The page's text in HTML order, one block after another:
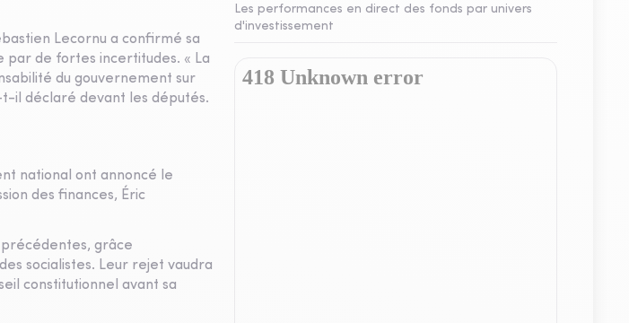
Lecornu a confirmé sa
de fortes incertitudes. « La
du gouvernement sur
t-il déclaré devant les députés.
national ont annoncé le
des finances, Éric
grâce
socialistes. Leur rejet vaudra
constitutionnel avant sa
Les performances en direct des fonds par univers
d'investissement